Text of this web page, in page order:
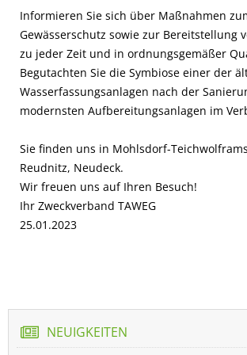
Informieren Sie sich über Maßnahmen
Gewässerschutz sowie zur Bereitstellung
zu jeder Zeit und in ordnungsgemäßer
Begutachten Sie die Symbiose einer der
Wasserfassungsanlagen nach der
modernsten Aufbereitungsanlagen im
Sie finden uns in Mohlsdorf-
Reudnitz, Neudeck.
Wir freuen uns auf Ihren Besuch!
Ihr Zweckverband TAWEG
25.01.2023
NEUIGKEITEN